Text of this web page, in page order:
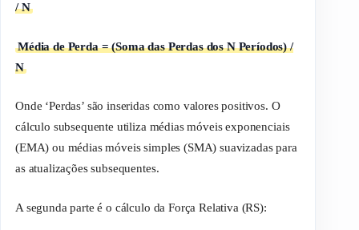
/ N
Média de Perda = (Soma das Perdas dos N Períodos) /
N
Onde ‘Perdas’ são inseridas como valores positivos. O
cálculo subsequente utiliza médias móveis exponenciais
(EMA) ou médias móveis simples (SMA) suavizadas para
as atualizações subsequentes.
A segunda parte é o cálculo da Força Relativa (RS):